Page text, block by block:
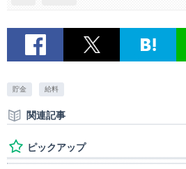
貯金 給料
関連記事
ピックアップ